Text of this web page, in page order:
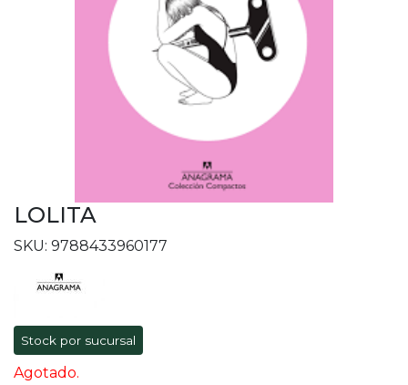
LOLITA
SKU: 9788433960177
Stock por sucursal
Agotado.